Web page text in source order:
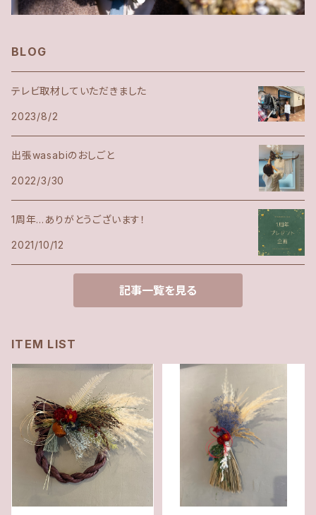
BLOG
テレビ取材していただきました
2023/8/2
出張wasabiのおしごと
2022/3/30
1周年…ありがとうございます！
2021/10/12
記事一覧を見る
ITEM LIST